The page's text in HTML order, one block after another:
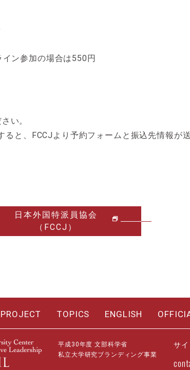
ン参加の場合は550円
い。
と、FCCJより予約フォームと振込先情報が送
日本外国特派員協会
（FCCJ）
PROJECT TOPICS ENGLISH
平成30年度 文部科学省
私立大学研究ブランディング事業
サ